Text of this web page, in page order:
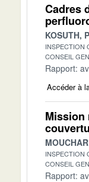
Cadres
KOSUTH,
INSPECTION
CONSEIL
Rapport:
Accéder à
Mission
INSPECTION
CONSEIL
Rapport: